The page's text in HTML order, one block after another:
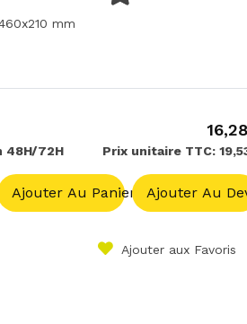
mm
48H/72H Prix unitaire TTC:
Ajouter Au Panier Ajouter Au
Ajouter aux Favoris